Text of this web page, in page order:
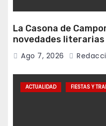
La Casona de
novedades
Ago 7, 2026
ACTUALIDAD FIESTAS Y